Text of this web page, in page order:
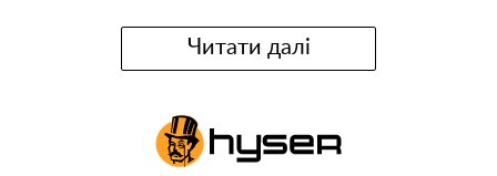
Читати далі